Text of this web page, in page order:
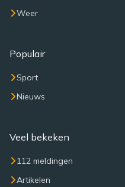
Weer
Populair
Sport
Nieuws
Veel bekeken
112 meldingen
Artikelen